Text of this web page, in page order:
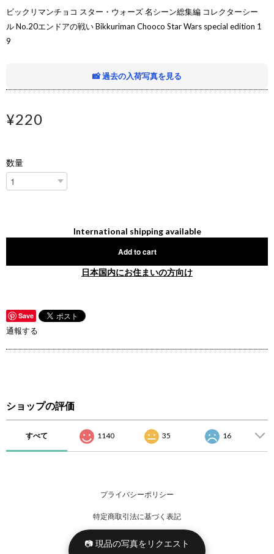
ビックリマンチョコ スター・ウォーズ 名シーン総集編 コレクターシー
ル No.20エンドアの戦い Bikkuriman Chooco Star Wars special edition 1
9
📸 過去の入荷写真を見る
¥220
数量
International shipping available
Add to cart
日本国内にお住まいの方向け
Save
通報する
ショップの評価
すべて 1140 35 16
プライバシーポリシー
特定商取引法に基づく表記
📷 現品の写真をリクエスト